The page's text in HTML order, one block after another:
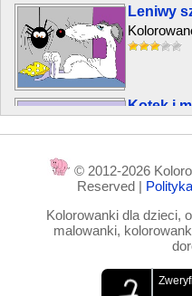
Leniwy
Kotek i
© 2012-2026
Reserved |
Kolorowanki dla dzieci,
malowanki,